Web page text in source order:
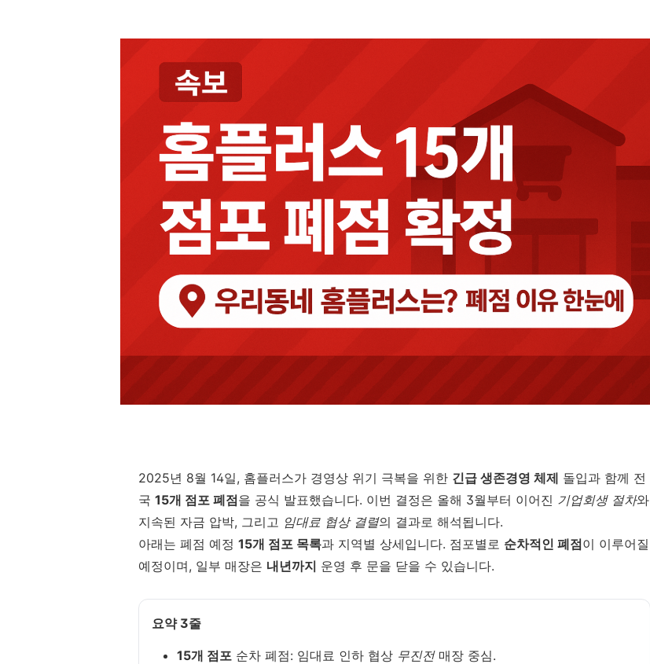
2025년 8월 14일, 홈플러스가 경영상 위기 극복을 위한 긴급 생존경영 체제 돌입과 함께 전
국 15개 점포 폐점을 공식 발표했습니다. 이번 결정은 올해 3월부터 이어진 기업회생 절차와
지속된 자금 압박, 그리고 임대료 협상 결렬의 결과로 해석됩니다.
아래는 폐점 예정 15개 점포 목록과 지역별 상세입니다. 점포별로 순차적인 폐점이 이루어질
예정이며, 일부 매장은 내년까지 운영 후 문을 닫을 수 있습니다.
요약 3줄
15개 점포 순차 폐점: 임대료 인하 협상 무진전매장 중심.